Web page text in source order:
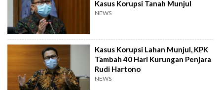
Kasus Korupsi Tanah Munjul
NEWS
Kasus Korupsi Lahan Munjul, KPK
Tambah 40 Hari Kurungan Penjara
Rudi Hartono
NEWS